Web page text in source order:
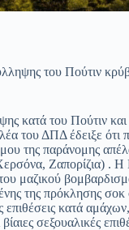
του Πούτιν
κατά του Πούτιν
του ΔΠΔ έδειξε
της παράνομης
Ζαπορίζια) . Η
μαζικού
της πρόκλησης
επιθέσεις κατά
σεξουαλικές